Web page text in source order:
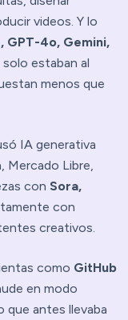
videos. Y lo
GPT-4o, Gemini,
estaban al
menos que
IA generativa
Mercado Libre,
con Sora,
con
creativos.
como GitHub
en modo
que antes llevaba